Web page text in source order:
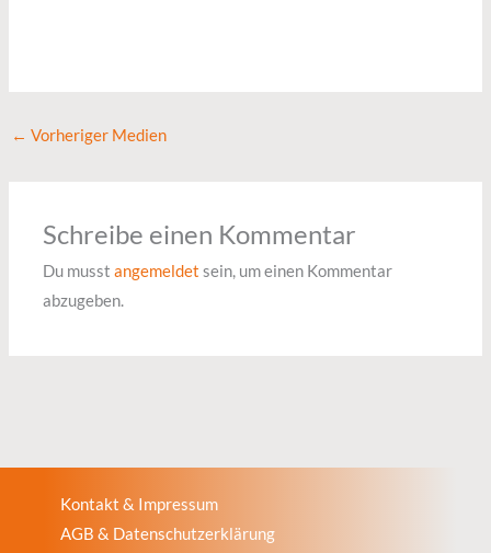
← Vorheriger Medien
Schreibe einen Kommentar
Du musstangemeldet sein, um einen Kommentar
abzugeben.
Kontakt & Impressum
AGB & Datenschutzerklärung